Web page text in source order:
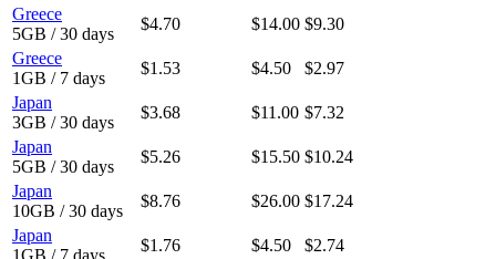
Greece
5GB / 30 days
$4.70 $14.00 $9.30
Greece
1GB / 7 days
$1.53 $4.50
$2.97
Japan
3GB / 30 days
$3.68 $11.00 $7.32
Japan
5GB / 30 days
$5.26 $15.50 $10.24
Japan
10GB / 30 days
$8.76 $26.00 $17.24
Japan
1GB / 7 days
$1.76 $4.50
$2.74